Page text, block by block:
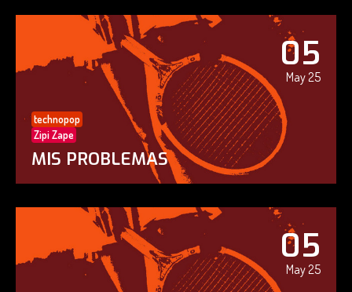
05
May 25
technopop
Zipi Zape
MIS PROBLEMAS
05
May 25